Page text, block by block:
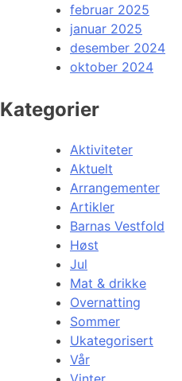
februar 2025
januar 2025
desember 2024
oktober 2024
Kategorier
Aktiviteter
Aktuelt
Arrangementer
Artikler
Barnas Vestfold
Høst
Jul
Mat & drikke
Overnatting
Sommer
Ukategorisert
Vår